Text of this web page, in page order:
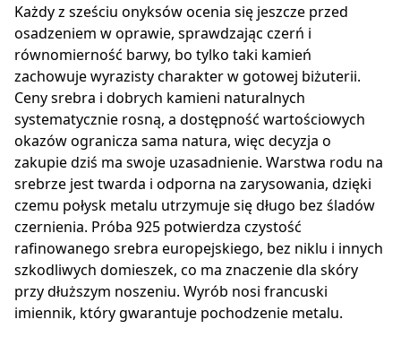
Każdy z sześciu onyksów ocenia się jeszcze przed
osadzeniem w oprawie, sprawdzając czerń i
równomierność barwy, bo tylko taki kamień
zachowuje wyrazisty charakter w gotowej biżuterii.
Ceny srebra i dobrych kamieni naturalnych
systematycznie rosną, a dostępność wartościowych
okazów ogranicza sama natura, więc decyzja o
zakupie dziś ma swoje uzasadnienie. Warstwa rodu na
srebrze jest twarda i odporna na zarysowania, dzięki
czemu połysk metalu utrzymuje się długo bez śladów
czernienia. Próba 925 potwierdza czystość
rafinowanego srebra europejskiego, bez niklu i innych
szkodliwych domieszek, co ma znaczenie dla skóry
przy dłuższym noszeniu. Wyrób nosi francuski
imiennik, który gwarantuje pochodzenie metalu.